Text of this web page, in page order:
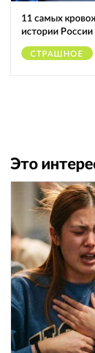
11 самых
истории России
СТРАШНОЕ
Это